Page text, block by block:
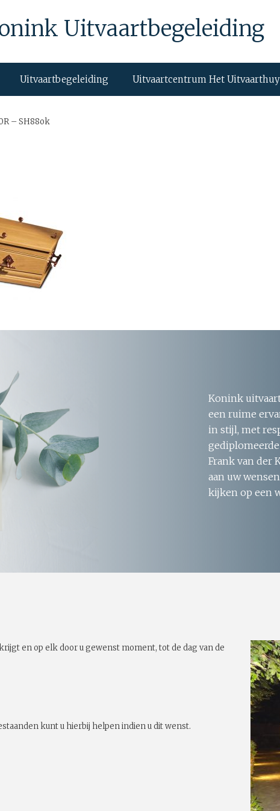
Uitvaartbegeleiding
Uitvaartbegeleiding Uitvaartcentrum Het
– SH88ok
Konink
een ruime
in stijl, met
Frank van der
aan uw
kijken op een
en op elk door u gewenst moment, tot de dag van de
kunt u hierbij helpen indien u dit wenst.